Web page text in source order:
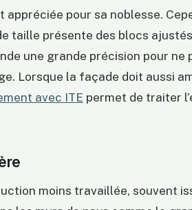
pour sa noblesse.
taille présente des blocs
une grande précision pour ne
Lorsque la façade doit aussi
avec ITE permet de traiter
moins travaillée, souvent